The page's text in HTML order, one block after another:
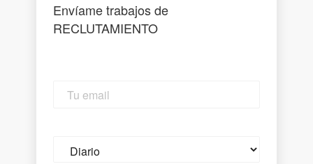
Envíame trabajos de
RECLUTAMIENTO
email
frequency